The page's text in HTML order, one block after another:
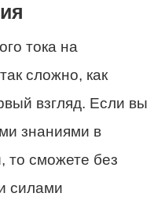
тока на
сложно, как
взгляд. Если вы
знаниями в
то сможете без
силами